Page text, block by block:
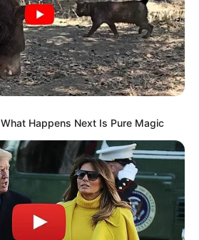
asılılığının
aparılır?-Rəsmi
0 0
Happens Next Is Pure Magic